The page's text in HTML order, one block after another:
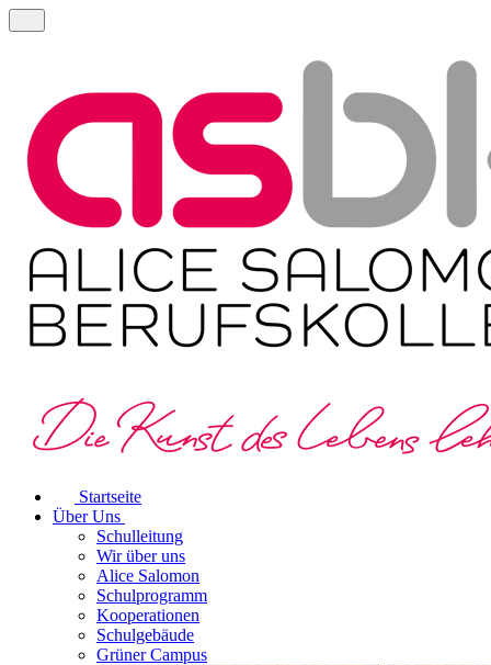
Startseite
Über Uns
Schulleitung
Wir über uns
Alice Salomon
Schulprogramm
Kooperationen
Schulgebäude
Grüner Campus